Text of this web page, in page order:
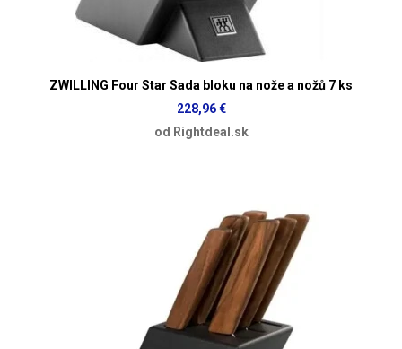
ZWILLING Four Star Sada bloku na nože a nožů 7 ks
228,96 €
od Rightdeal.sk